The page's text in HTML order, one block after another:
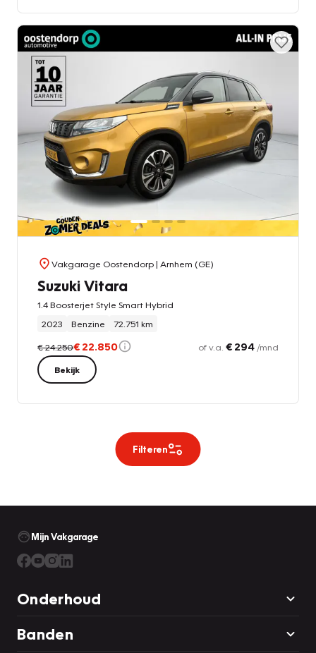
Vakgarage Oostendorp| Arnhem (GE)
Suzuki Vitara
1.4 Boosterjet Style Smart Hybrid
2023
Benzine 72.751 km
€ 24.250€ 22.850 of v.a. € 294 /mnd
Bekijk
Filteren
Mijn Vakgarage
Onderhoud
Banden